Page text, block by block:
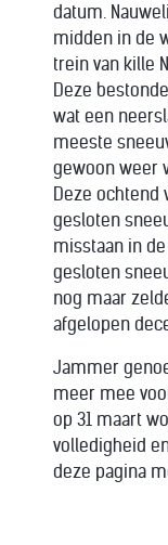
datum.
midden in de
trein van kille
Deze
wat een
meeste
gewoon weer
Deze ochtend
gesloten
misstaan in
gesloten
nog maar
afgelopen
Jammer
meer mee
op 31 maart
volledigheid
deze pagina